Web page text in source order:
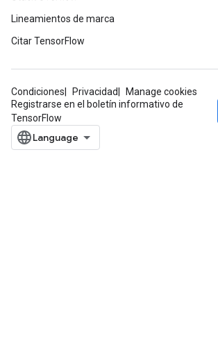
Lineamientos de marca
Citar TensorFlow
Condiciones Privacidad
Manage cookies
Registrarse en el boletín informativo de
TensorFlow